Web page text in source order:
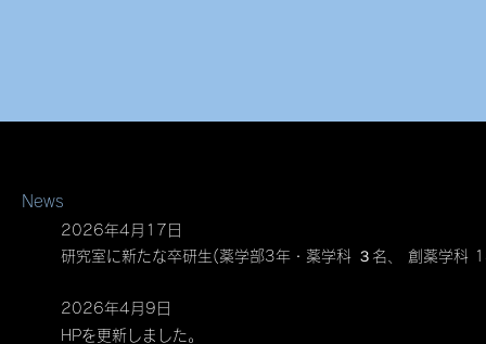
News
2026年4月17日
研究室に新たな卒研生(薬学部3年・薬学科 ３名、 創薬学科
2026年4月9日
HPを更新しました​。